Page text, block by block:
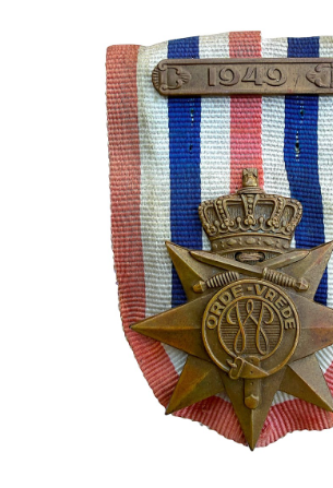
Terms & Conditions – Shipping & Delivery